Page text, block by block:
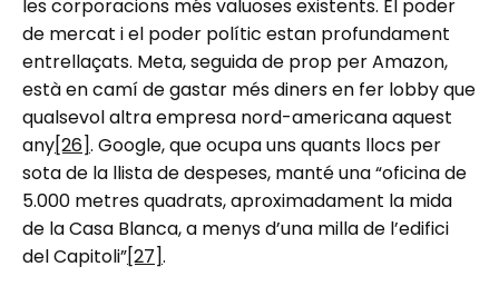
les corporacions més valuoses existents. El poder
de mercat i el poder polític estan profundament
entrellaçats. Meta, seguida de prop per Amazon,
està en camí de gastar més diners en fer lobby que
qualsevol altra empresa nord-americana aquest
any[26]. Google, que ocupa uns quants llocs per
sota de la llista de despeses, manté una “oficina de
5.000 metres quadrats, aproximadament la mida
de la Casa Blanca, a menys d’una milla de l’edifici
del Capitoli”[27].